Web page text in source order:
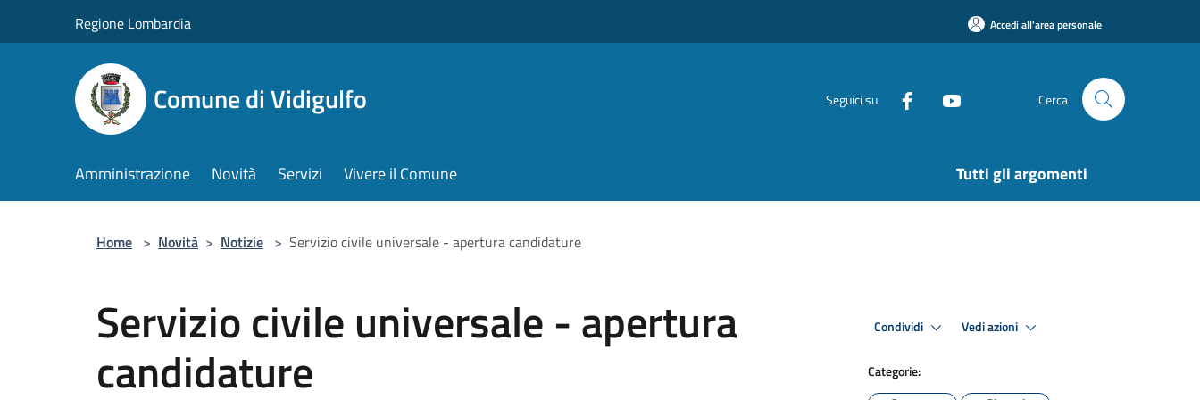
Regione Lombardia Accedi all'area personale
Comune di Vidigulfo Seguici su Cerca
Amministrazione Novità Servizi Vivere il Comune Tutti gli argomenti
Home > Novità > Notizie > Servizio civile universale - apertura candidature
Servizio civile universale - apertura
candidature
Condividi Vedi azioni
Categorie: